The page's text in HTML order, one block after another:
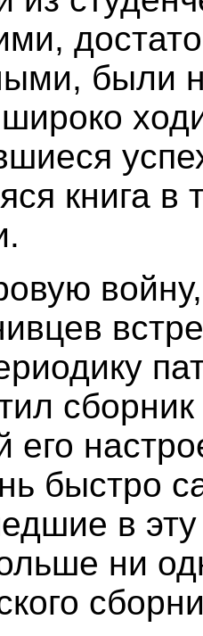
были
книга
войну,
его
быстро
в эту
ни